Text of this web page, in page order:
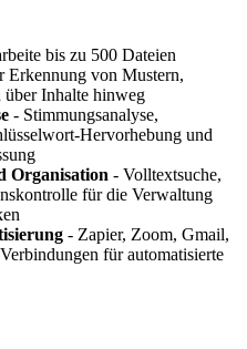
bis zu 500 Dateien
von Mustern,
über Inhalte hinweg
- Stimmungsanalyse,
Hervorhebung und
Organisation - Volltextsuche,
für die Verwaltung
- Zapier, Zoom, Gmail,
für automatisierte